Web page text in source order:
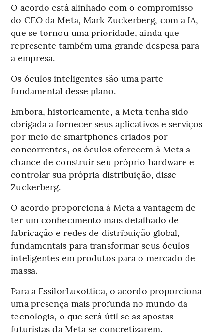
O acordo está alinhado com o compromisso
do CEO da Meta, Mark Zuckerberg, com a IA,
que se tornou uma prioridade, ainda que
represente também uma grande despesa para
a empresa.
Os óculos inteligentes são uma parte
fundamental desse plano.
Embora, historicamente, a Meta tenha sido
obrigada a fornecer seus aplicativos e serviços
por meio de smartphones criados por
concorrentes, os óculos oferecem à Meta a
chance de construir seu próprio hardware e
controlar sua própria distribuição, disse
Zuckerberg.
O acordo proporciona à Meta a vantagem de
ter um conhecimento mais detalhado de
fabricação e redes de distribuição global,
fundamentais para transformar seus óculos
inteligentes em produtos para o mercado de
massa.
Para a EssilorLuxottica, o acordo proporciona
uma presença mais profunda no mundo da
tecnologia, o que será útil se as apostas
futuristas da Meta se concretizarem.